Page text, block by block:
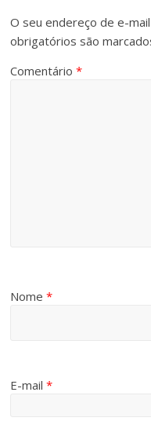
O seu endereço de e-
obrigatórios são
Comentário*
Nome*
E-mail*